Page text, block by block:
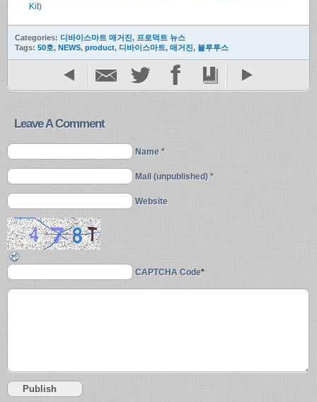
Kit)
Categories: 디바이스마트 매거진, 프로덕트 뉴스
Tags: 50호, NEWS, product, 디바이스마트, 매거진, 블루투스
Leave A Comment
Name *
Mail (unpublished) *
Website
CAPTCHA Code*